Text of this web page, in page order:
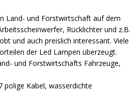
Land- und Forstwirtschaft auf dem
Rücklichter und z.B.
und auch preislich interessant. Viele
der Led Lampen überzeugt.
und Forstwirtschafts Fahrzeuge,
polige Kabel, wasserdichte